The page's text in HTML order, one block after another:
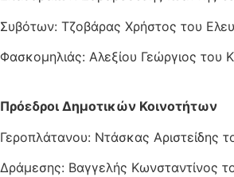
Συβότων: Τζοβάρας Χρήστος του
Φασκομηλιάς: Αλεξίου Γεώργιος του
Πρόεδροι Δημοτικών Κοινοτήτων
Γεροπλάτανου: Ντάσκας Αριστείδης
Δράμεσης: Βαγγελής Κωνσταντίνος